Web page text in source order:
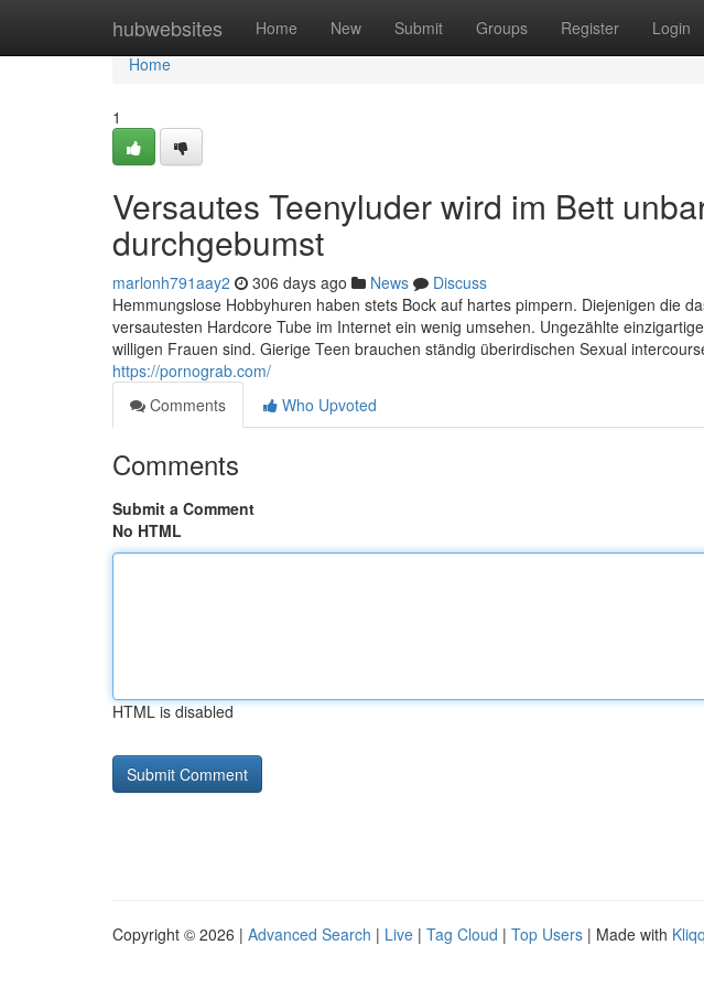
hubwebsites Home New Submit Groups Register Login
Home
Home
1
Versautes Teenyluder wird im Bett
durchgebumst
marlonh791aay2 306 days ago News
Discuss
Hemmungslose Hobbyhuren haben stets Bock auf hartes pimpern. Diejenigen die
versautesten Hardcore Tube im Internet ein wenig umsehen. Ungezählte
willigen Frauen sind. Gierige Teen brauchen ständig überirdischen Sexual
https://pornograb.com/
Comments
Who Upvoted
Comments
Submit a Comment
No HTML
HTML is disabled
Copyright © 2026 | Advanced Search | Live | Tag Cloud | Top Users | Made with